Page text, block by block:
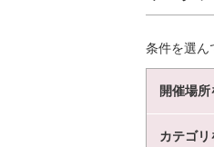
条件を選ん
開催場
カテゴリ